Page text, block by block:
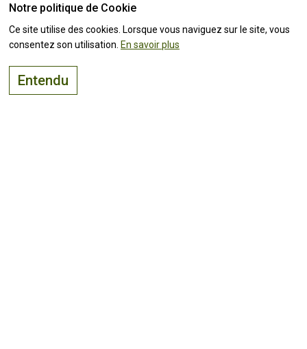
Notre politique de Cookie
Ce site utilise des cookies. Lorsque vous naviguez sur le site, vous
consentez son utilisation. En savoir plus
Entendu